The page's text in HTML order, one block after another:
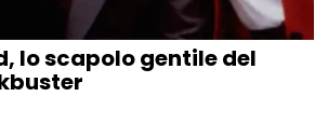
lo scapolo gentile del